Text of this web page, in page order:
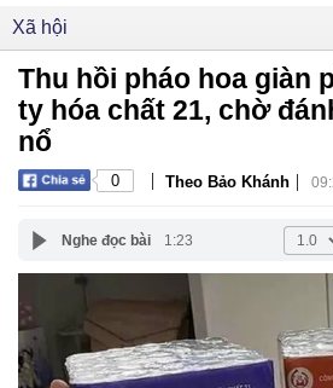
Xã hội
Thu hồi pháo hoa giàn
ty hóa chất 21, chờ
nổ
0 | Theo Bảo Khánh |
Nghe đọc bài 1:23